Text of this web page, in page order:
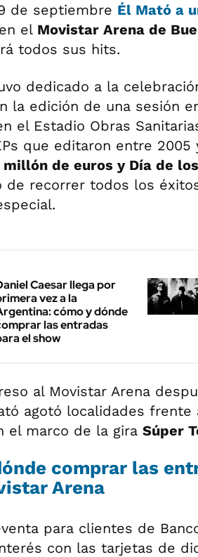
de septiembre Él Mató a
el Movistar Arena de
todos sus hits.
dedicado a la
la edición de una sesión
el Estadio Obras
que editaron entre 2005
millón de euros y Día de
de recorrer todos los
Caesar llega por
vez a la
cómo y dónde
las entradas
el show
al Movistar Arena
agotó localidades
el marco de la gira Súper
comprar las
Arena
para clientes de
con las tarjetas de